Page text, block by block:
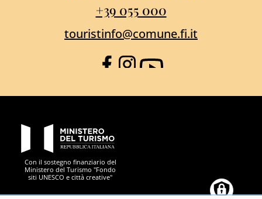
+39 055 000
touristinfo@comune.fi.it
Facebook
Instagram
YouTube
Con il sostegno finanziario del
Ministero del Turismo "Fondo
siti UNESCO e città creative"
Città Metropolitana